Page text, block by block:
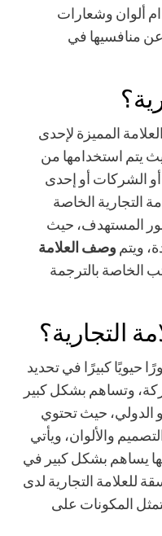
ألوان وشعارات
منافسيها في
المميزة لإحدى
يتم استخدامها من
الشركات أو إحدى
التجارية الخاصة
المستهدف، حيث
ويتم وصف العلامة
الخاصة بالترجمة
التجارية؟
حيويًا كبيرًا في تحديد
وتساهم بشكل كبير
الدولي، حيث تحتوي
والألوان، ويأتي
يساهم بشكل كبير في
للعلامة التجارية لدى
المكونات على